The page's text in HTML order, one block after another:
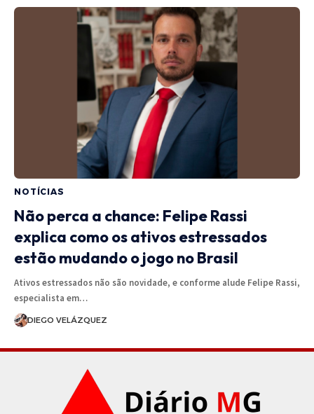
NOTÍCIAS
Não perca a chance: Felipe Rassi
explica como os ativos estressados
estão mudando o jogo no Brasil
Ativos estressados não são novidade, e conforme alude Felipe Rassi,
especialista em…
DIEGO VELÁZQUEZ